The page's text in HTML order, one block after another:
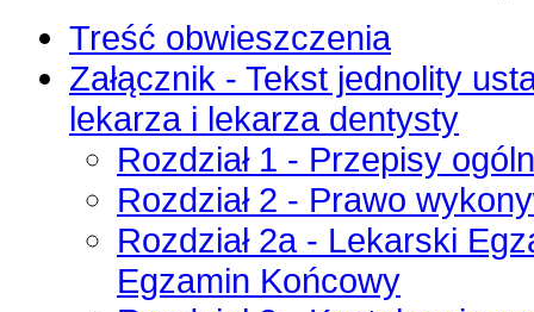
Treść obwieszczenia
Załącznik - Tekst jednolity
lekarza i lekarza dentysty
Rozdział 1 - Przepisy
Rozdział 2 - Prawo
Rozdział 2a - Lekarski
Egzamin Końcowy